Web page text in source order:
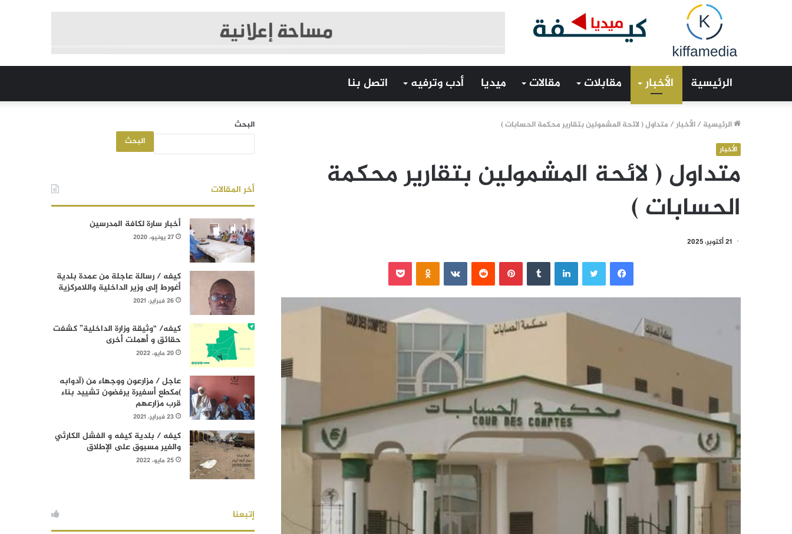
الرئيسية الأخبار مقابلات مقالات ميديا أدب وترفيه اتصل بنا
الرئيسية /الأخبار/ متداول ( لائحة المشمولين بتقارير محكمة الحسابات )
الأخبار
متداول ( لائحة المشمولين بتقارير محكمة
الحسابات )
21 أكتوبر، 2025
فيسبوك لينكدإن بينتيريست
البحث
البحث
أخر المقالات
أخبار سارة لكافة المدرسين
27 يونيو، 2020
كيفه / رسالة عاجلة من عمدة بلدية
أغورط إلى وزير الداخلية واللامركزية
26 فبراير، 2021
كيفه/ “وثيقة وزارة الداخلية” كشفت
حقائق و أهملت أخرى
20 مايو، 2022
عاجل / مزارعون ووجهاء من (آدوابه
)مكطع أسفيرة يرفضون تشييد بناء
قرب مزارعهم
23 فبراير، 2021
كيفه / بلدية كيفه و الفشل الكارثي
والغير مسبوق على الإطلاق
25 مايو، 2022
إتبعنا